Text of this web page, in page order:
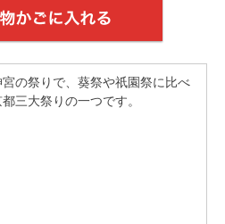
の祭りで、葵祭や祇園祭に比べ
三大祭りの一つです。